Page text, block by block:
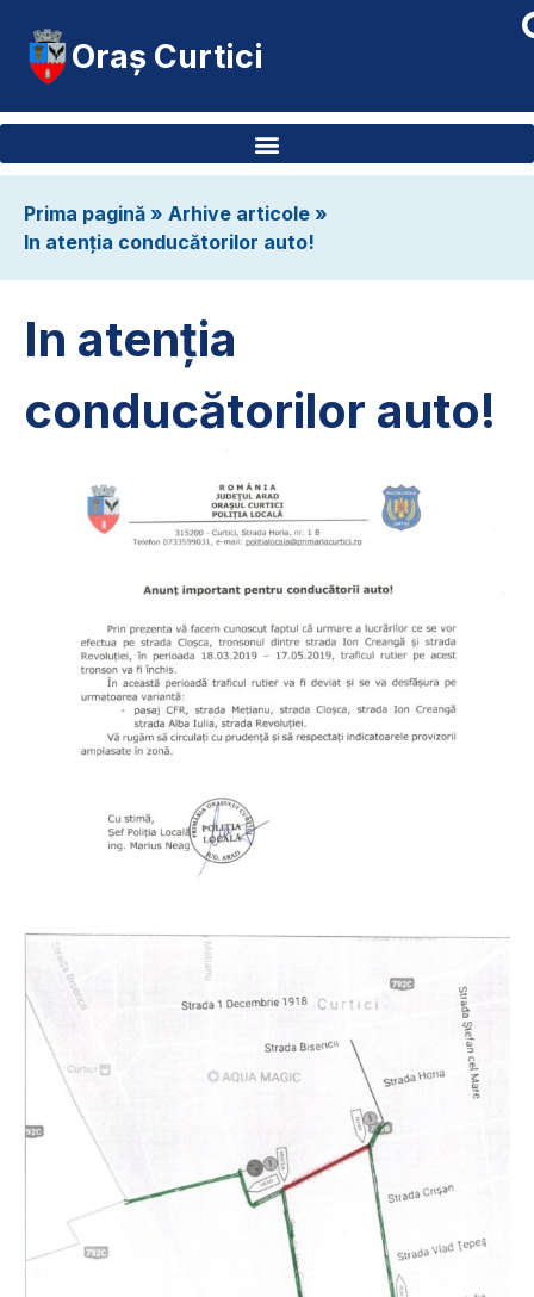
Oraș Curtici
Prima pagină » Arhive articole »
In atenția conducătorilor auto!
In atenția
conducătorilor auto!